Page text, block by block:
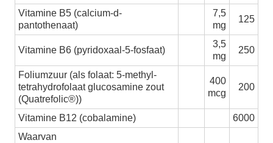
Vitamine B5 (calcium-d-
pantothenaat)
7,5
mg
125
Vitamine B6 (pyridoxaal-5-fosfaat)
3,5
mg
250
Foliumzuur (als folaat: 5-methyl-
tetrahydrofolaat glucosamine zout
(Quatrefolic®))
400
mcg
200
Vitamine B12 (cobalamine)
6000
Waarvan